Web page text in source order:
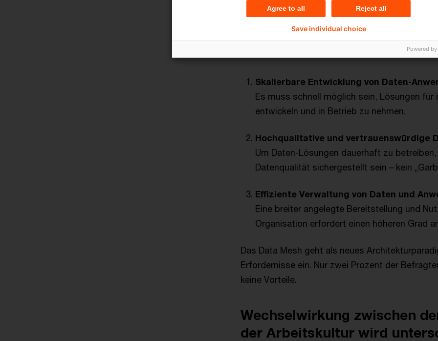
Damit Daten einen größeren Nutzen für das
Analytics-Verantwortliche eine dezentrale
Teams voran. Drei Grundsätze motivieren die
Skalierbare Entwicklung von Daten-
Es muss schnell möglich sein, Lösungen
entwickeln und in Betrieb zu nehmen.
Hochqualitative und vertrauenswürdige
Um Daten-Lösungen dauerhaft zu
Datenqualität sichergestellt sein – kein
Effiziente Verwaltung von Daten und
Eine breiter angelegte Bereitstellung und
Organisation erfordert einen höheren Grad
Das Data Mesh geht als neues
Erfordernisse ein. Nur zwei Prozent der
keine Vorteile.
Wechselwirkung zwischen
der Arbeitskultur wird
Agree to all Reject all
Save individual choice
Powered by